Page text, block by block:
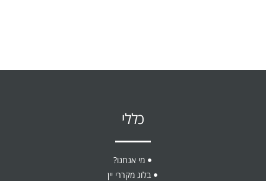
כללי
מי אנחנו?
בלוג מקררי יין